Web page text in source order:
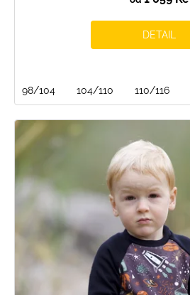
DETAIL
98/104 104/110 110/116